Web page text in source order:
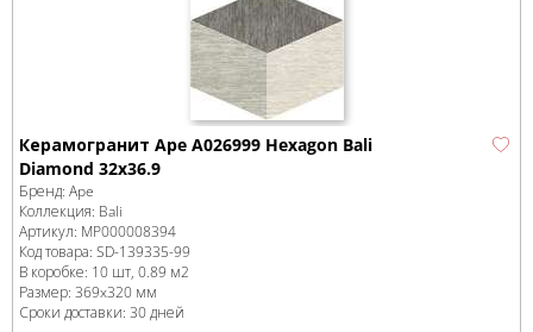
Керамогранит Ape A026999 Hexagon Bali
Diamond 32х36.9
Бренд: Ape
Коллекция: Bali
Артикул: MP000008394
Код товара: SD-139335-99
В коробке: 10 шт, 0.89 м2
Размер: 369x320 мм
Сроки доставки: 30 дней